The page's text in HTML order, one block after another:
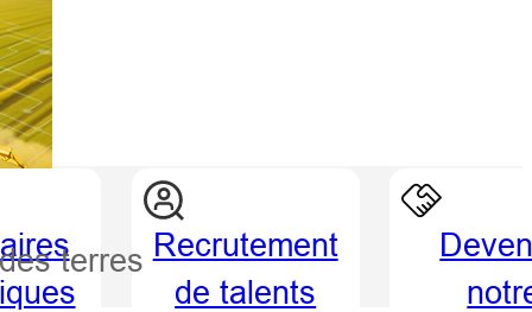
Recrutement
de talents
terres